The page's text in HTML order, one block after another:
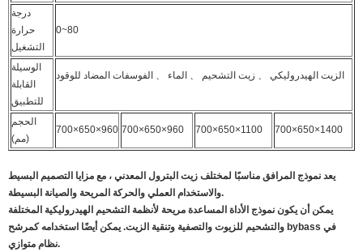
درجة
حرارة
التشغيل
0~80
الوسيلة
القابلة
للتطبيق
الزيت الهيدروليكي 、 زيت التشحيم 、 الماء 、 الفوسفات المضاد للوقود
الحجم
(مم)
700×650×960 700×650×960 700×650×1100 700×650×1400
يعد نموذج المرافق مناسبًا لمختلف زيت البترول المعدني ، مع مزايا التصميم البسيط
والاستخدام العملي والحركة المريحة والصيانة البسيطة.
يمكن أن يكون نموذج الأداة المساعدة مريحة لأنظمة التشحيم الهيدروليكية المختلفة
والتشحيم للزيوت والتصفية وتنقية الزيت. يمكن أيضًا استخدامه كمرشح bybass في
نظام متوازي.